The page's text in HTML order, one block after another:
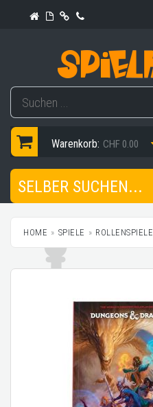
Warenkorb: CHF 0.00
SELBER SUCHEN...
HOME SPIELE ROLLENSPIELE